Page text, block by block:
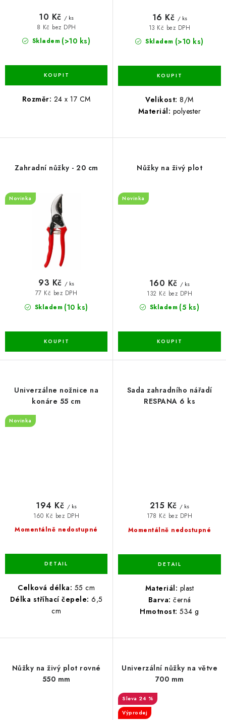
Skladem (>10 ks)
8 Kč bez DPH
10 Kč / ks
Rozměr: 24 x 17 CM
Skladem (>10 ks)
13 Kč bez DPH
16 Kč / ks
Velikost: 8/M
Materiál: polyester
Zahradní nůžky - 20 cm
Novinka
Skladem (10 ks)
77 Kč bez DPH
93 Kč / ks
Nůžky na živý plot
Novinka
Skladem (5 ks)
132 Kč bez DPH
160 Kč / ks
Univerzálne nožnice na
konáre 55 cm
Novinka
Momentálně nedostupné
160 Kč bez DPH
194 Kč / ks
Celková délka: 55 cm
Délka stříhací čepele: 6,5
cm
Sada zahradního nářadí
RESPANA 6 ks
Momentálně nedostupné
178 Kč bez DPH
215 Kč / ks
Materiál: plast
Barva: černá
Hmotnost: 534 g
Nůžky na živý plot rovné
550 mm
Univerzální nůžky na větve
700 mm
24 %
Výprodej